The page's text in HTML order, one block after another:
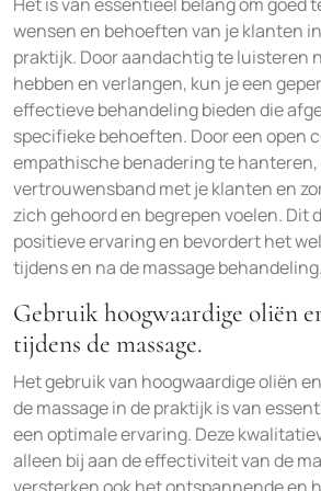
wensen en behoeften van je klanten
praktijk. Door aandachtig te luisteren
hebben en verlangen, kun je een
effectieve behandeling bieden die
specifieke behoeften. Door een open
empathische benadering te hanteren,
vertrouwensband met je klanten en
zich gehoord en begrepen voelen. Dit
positieve ervaring en bevordert het
tijdens en na de massage behandeling.
Gebruik hoogwaardige oliën
tijdens de massage.
Het gebruik van hoogwaardige oliën
de massage in de praktijk is van
een optimale ervaring. Deze
alleen bij aan de effectiviteit van de